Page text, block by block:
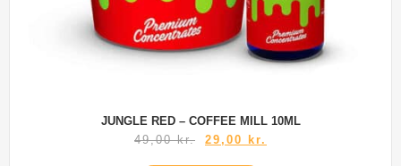
JUNGLE RED – COFFEE MILL 10ML
49,00kr. 29,00 kr.